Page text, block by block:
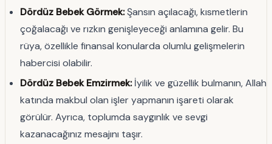
Dördüz Bebek Görmek:Şansın açılacağı, kısmetlerin
çoğalacağı ve rızkın genişleyeceği anlamına gelir. Bu
rüya, özellikle finansal konularda olumlu gelişmelerin
habercisi olabilir.
Dördüz Bebek Emzirmek:İyilik ve güzellik bulmanın, Allah
katında makbul olan işler yapmanın işareti olarak
görülür. Ayrıca, toplumda saygınlık ve sevgi
kazanacağınız mesajını taşır.